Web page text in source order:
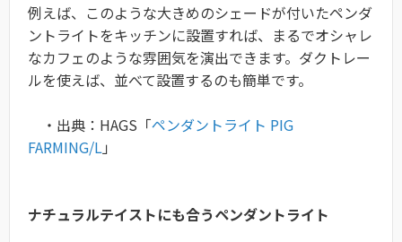
例えば、このような大きめのシェードが付いたペンダ
ントライトをキッチンに設置すれば、まるでオシャレ
なカフェのような雰囲気を演出できます。ダクトレー
ルを使えば、並べて設置するのも簡単です。
・出典：HAGS「ペンダントライト PIG
FARMING/L」
ナチュラルテイストにも合うペンダントライト